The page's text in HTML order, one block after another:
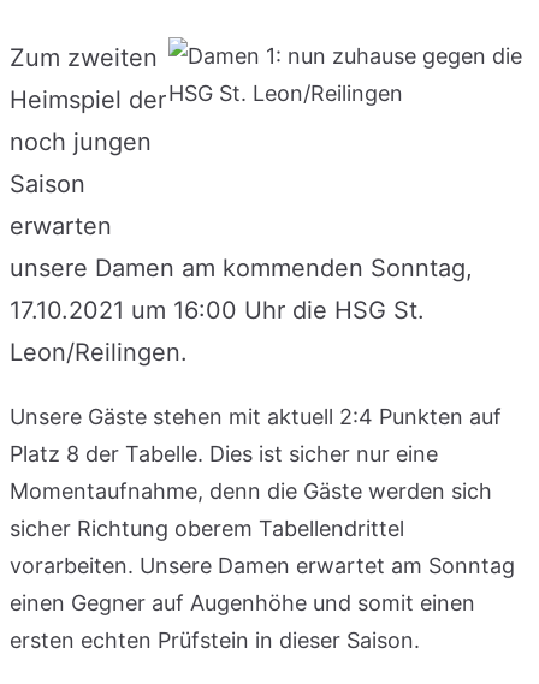
Zum zweiten
Heimspiel der
noch jungen
Saison
erwarten
unsere Damen am kommenden Sonntag,
17.10.2021 um 16:00 Uhr die HSG St.
Leon/Reilingen.
Unsere Gäste stehen mit aktuell 2:4 Punkten auf
Platz 8 der Tabelle. Dies ist sicher nur eine
Momentaufnahme, denn die Gäste werden sich
sicher Richtung oberem Tabellendrittel
vorarbeiten. Unsere Damen erwartet am Sonntag
einen Gegner auf Augenhöhe und somit einen
ersten echten Prüfstein in dieser Saison.